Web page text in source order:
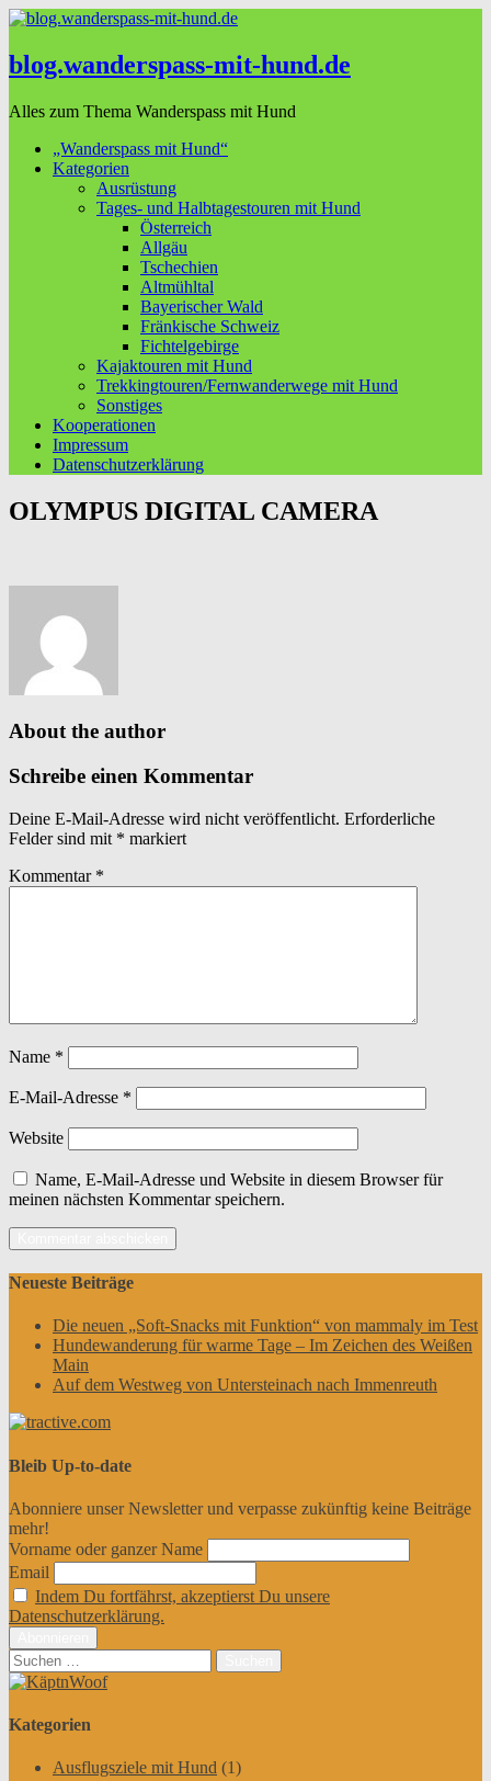
blog.wanderspass-mit-hund.de
Alles zum Thema Wanderspass mit Hund
„Wanderspass mit Hund“
Kategorien
Ausrüstung
Tages- und Halbtagestouren mit Hund
Österreich
Allgäu
Tschechien
Altmühltal
Bayerischer Wald
Fränkische Schweiz
Fichtelgebirge
Kajaktouren mit Hund
Trekkingtouren/Fernwanderwege mit Hund
Sonstiges
Kooperationen
Impressum
Datenschutzerklärung
OLYMPUS DIGITAL CAMERA
About the author
Schreibe einen Kommentar
Deine E-Mail-Adresse wird nicht veröffentlicht. Erforderliche
Felder sind mit * markiert
Kommentar *
Name *
E-Mail-Adresse *
Website
Name, E-Mail-Adresse und Website in diesem Browser für
meinen nächsten Kommentar speichern.
Neueste Beiträge
Die neuen „Soft-Snacks mit Funktion“ von mammaly im Test
Hundewanderung für warme Tage – Im Zeichen des Weißen
Main
Auf dem Westweg von Untersteinach nach Immenreuth
Bleib Up-to-date
Abonniere unser Newsletter und verpasse zukünftig keine Beiträge
mehr!
Vorname oder ganzer Name
Email
Indem Du fortfährst, akzeptierst Du unsere
Datenschutzerklärung.
Suchen
nach:
Kategorien
Ausflugsziele mit Hund (1)